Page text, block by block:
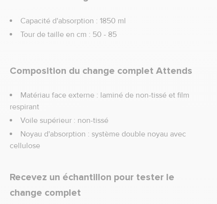
Capacité d'absorption : 1850 ml
Tour de taille en cm : 50 - 85
Composition du change complet Attends
Matériau face externe : laminé de non-tissé et film
respirant
Voile supérieur : non-tissé
Noyau d'absorption : système double noyau avec
cellulose
Recevez un échantillon pour tester le
change complet